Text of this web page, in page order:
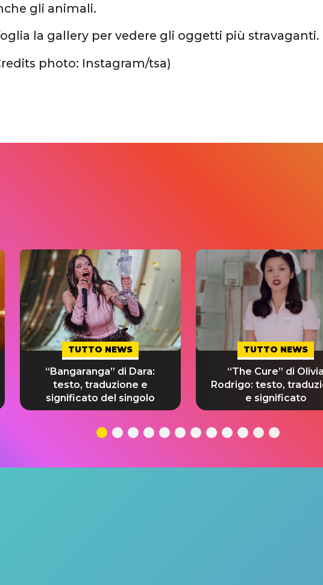
gli animali.
la gallery per vedere gli oggetti più stravaganti.
photo: Instagram/tsa)
TUTTO NEWS
“Bangaranga” di Dara:
testo, traduzione e
significato del singolo
TUTTO NEWS
“The Cure” di Olivia
Rodrigo: testo,
e significato